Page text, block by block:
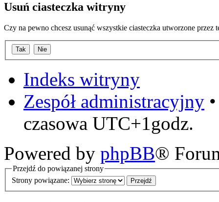
Usuń ciasteczka witryny
Czy na pewno chcesz usunąć wszystkie ciasteczka utworzone przez
Indeks witryny
Zespół administracyjny
czasowa UTC+1godz.
Powered by phpBB®
Przejdź do powiązanej strony
Strony powiązane: